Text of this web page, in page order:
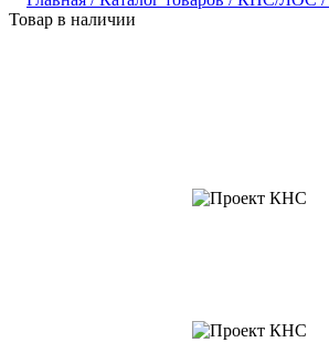
Товар в наличии